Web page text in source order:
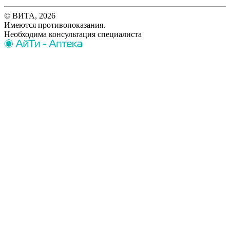
© ВИТА, 2026
Имеются противопоказания.
Необходима консультация специалиста